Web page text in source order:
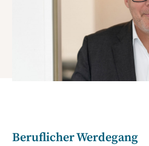
Beruflicher Werdegang